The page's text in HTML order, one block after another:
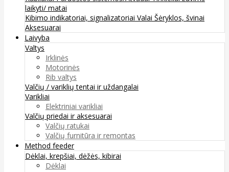
laikyti/ matai
Kibimo indikatoriai, signalizatoriai Valai Šėryklos, švinai
Aksesuarai
Laivyba
Valtys
Irklinės
Motorinės
Rib valtys
Valčių / variklių tentai ir uždangalai
Varikliai
Elektriniai varikliai
Valčių priedai ir aksesuarai
Valčių ratukai
Valčių furnitūra ir remontas
Method feeder
Dėklai, krepšiai, dėžės, kibirai
Dėklai